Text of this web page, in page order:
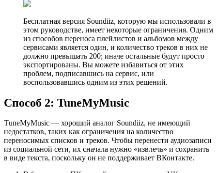
Бесплатная версия Soundiiz, которую мы использовали в
этом руководстве, имеет некоторые ограничения. Одним
из способов переноса плейлистов и альбомов между
сервисами является один, и количество треков в них не
должно превышать 200; иначе остальные будут просто
экспортированы. Вы можете избавиться от этих
проблем, подписавшись на сервис, или
воспользовавшись одним из этих решений.
Способ 2: TuneMyMusic
ТuneMyMusic — хороший аналог Soundiiz, не имеющий
недостатков, таких как ограничения на количество
переносимых списков и треков. Чтобы перенести аудиозаписи
из социальной сети, их сначала нужно «извлечь» и сохранить
в виде текста, поскольку он не поддерживает ВКонтакте.